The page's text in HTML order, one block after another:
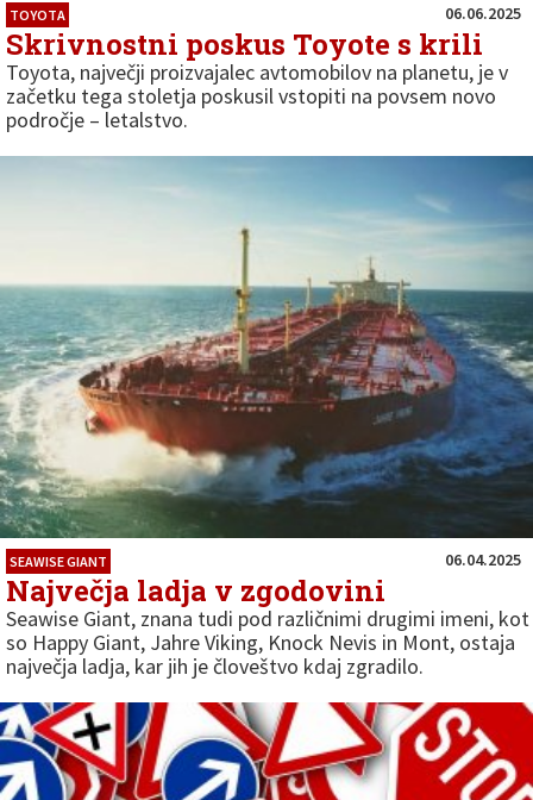
TOYOTA 06.06.2025
Skrivnostni poskus Toyote s krili
Toyota, največji proizvajalec avtomobilov na planetu, je v
začetku tega stoletja poskusil vstopiti na povsem novo
področje – letalstvo.
SEAWISE GIANT 06.04.2025
Največja ladja v zgodovini
Seawise Giant, znana tudi pod različnimi drugimi imeni, kot
so Happy Giant, Jahre Viking, Knock Nevis in Mont, ostaja
največja ladja, kar jih je človeštvo kdaj zgradilo.